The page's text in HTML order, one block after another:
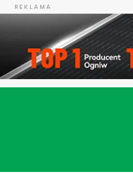
REKLAMA